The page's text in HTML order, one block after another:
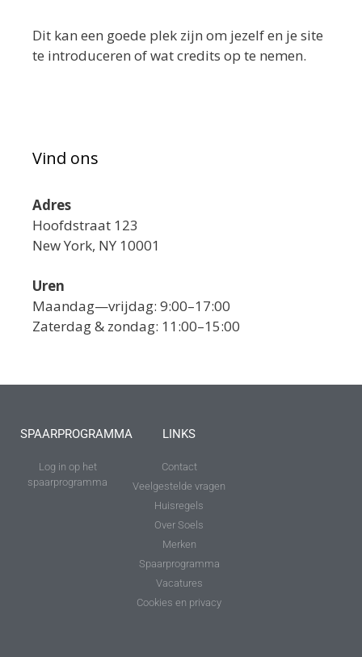
Dit kan een goede plek zijn om jezelf en je site
te introduceren of wat credits op te nemen.
Vind ons
Adres
Hoofdstraat 123
New York, NY 10001
Uren
Maandag—vrijdag: 9:00–17:00
Zaterdag & zondag: 11:00–15:00
SPAARPROGRAMMA
Log in op het
spaarprogramma
LINKS
Contact
Veelgestelde vragen
Huisregels
Over Soels
Merken
Spaarprogramma
Vacatures
Cookies en privacy